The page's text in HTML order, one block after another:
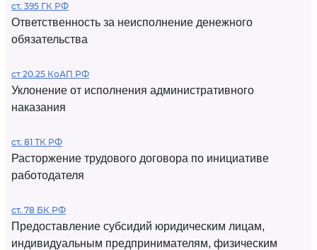
ст. 395 ГК РФ
Ответственность за неисполнение денежного
обязательства
ст 20.25 КоАП РФ
Уклонение от исполнения административного
наказания
ст. 81 ТК РФ
Расторжение трудового договора по инициативе
работодателя
ст. 78 БК РФ
Предоставление субсидий юридическим лицам,
индивидуальным предпринимателям, физическим